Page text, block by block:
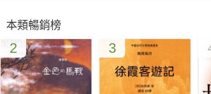
公爵相當驚訝，恰巧獄中有死囚暴斃，便用此
但公爵卻隱滿伊瑟貝，使她以為弟弟已死。
公爵後來再想到一個法子，要伊瑟貝和馬蓮娜
本類暢銷榜
2 3